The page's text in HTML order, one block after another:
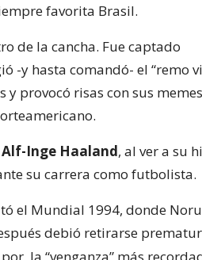
favorita Brasil.
de la cancha. Fue captado
-y hasta comandó- el “remo
provocó risas con sus
Alf-Inge Haaland, al ver a su
su carrera como futbolista.
el Mundial 1994, donde
debió retirarse
la “venganza” más